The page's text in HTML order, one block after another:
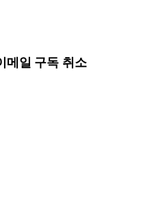
메일 구독 취소